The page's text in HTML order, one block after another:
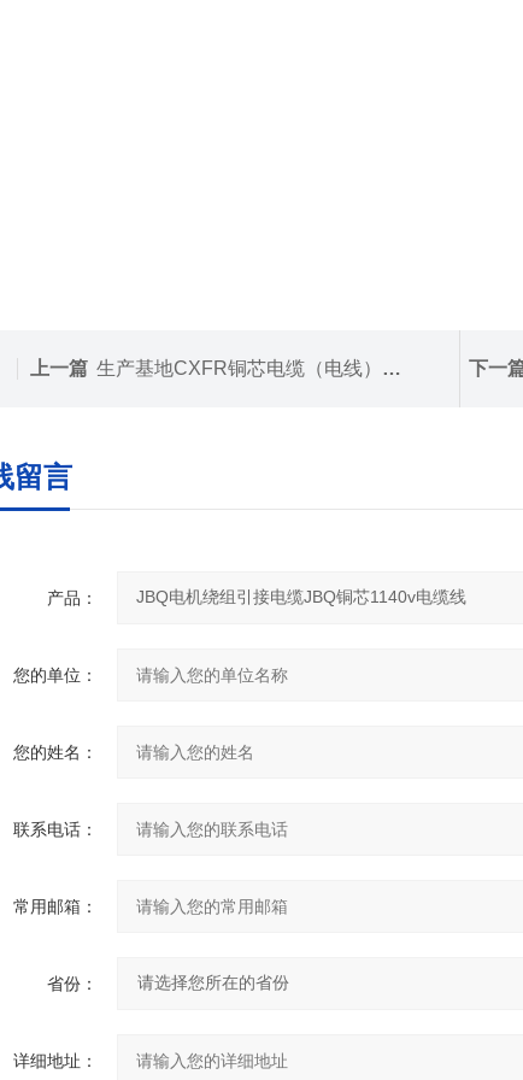
上一篇 生产基地CXFR铜芯电缆（电线）CXFR船用电缆 下一
留言
产品：
您的单位：
您的姓名：
联系电话：
常用邮箱：
省份：
详细地址：